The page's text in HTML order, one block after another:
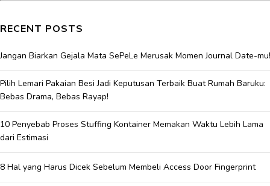
RECENT POSTS
Jangan Biarkan Gejala Mata SePeLe Merusak Momen Journal Date-mu!
Pilih Lemari Pakaian Besi Jadi Keputusan Terbaik Buat Rumah Baruku:
Bebas Drama, Bebas Rayap!
10 Penyebab Proses Stuffing Kontainer Memakan Waktu Lebih Lama
dari Estimasi
8 Hal yang Harus Dicek Sebelum Membeli Access Door Fingerprint